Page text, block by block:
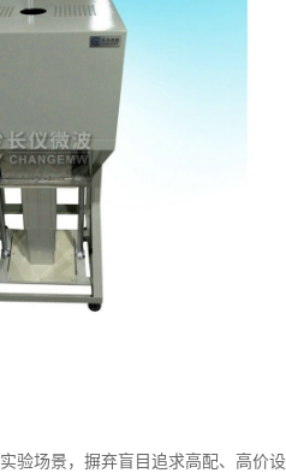
验场景，摒弃盲目追求高配、高价